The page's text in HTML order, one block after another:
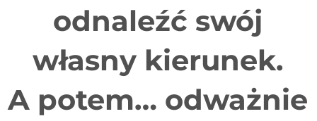
odnaleźć swój
własny kierunek.
A potem… odważnie